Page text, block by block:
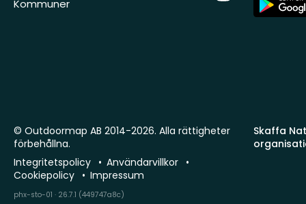
Kommuner
Store
Skaffa
© Outdoormap AB 2014-2026. Alla rättigheter
förbehållna.
Integritetspolicy
Användarvillkor
Cookiepolicy
Impressum
phx-sto-01 · 26.7.1 (449747a8c)